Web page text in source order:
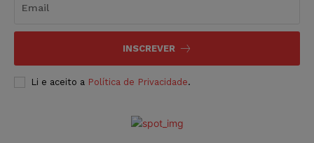
INSCREVER
Li e aceito a Política de Privacidade.